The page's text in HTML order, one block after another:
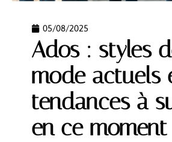
05/08/2025
Ados : styles
mode actuels
tendances à
en ce moment